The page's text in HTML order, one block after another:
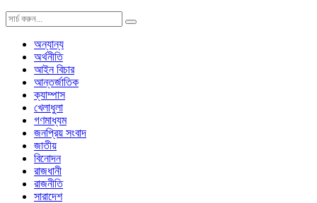
অন্যান্য
অর্থনীতি
আইন বিচার
আন্তর্জাতিক
ক্যাম্পাস
খেলাধুলা
গণমাধ্যম
জনপ্রিয় সংবাদ
জাতীয়
বিনোদন
রাজধানী
রাজনীতি
সারাদেশ